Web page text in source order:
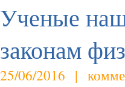
Ученые
законам
25/06/2016 |